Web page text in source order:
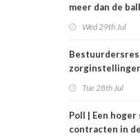
meer dan de
Wed 29th Jul
Tue 28th Jul
Poll | Een
contracten in